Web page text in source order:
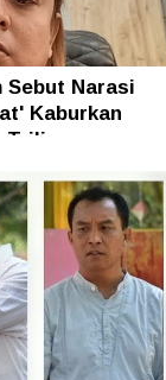
Sebut Narasi
Kaburkan